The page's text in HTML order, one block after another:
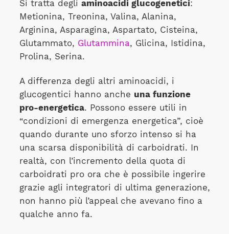
Si tratta degli aminoacidi glucogenetici:
Metionina, Treonina, Valina, Alanina,
Arginina, Asparagina, Aspartato, Cisteina,
Glutammato, Glutammina, Glicina, Istidina,
Prolina, Serina.
A differenza degli altri aminoacidi, i
glucogentici hanno anche una funzione
pro-energetica. Possono essere utili in
“condizioni di emergenza energetica”, cioè
quando durante uno sforzo intenso si ha
una scarsa disponibilità di carboidrati. In
realtà, con l’incremento della quota di
carboidrati pro ora che è possibile ingerire
grazie agli integratori di ultima generazione,
non hanno più l’appeal che avevano fino a
qualche anno fa.